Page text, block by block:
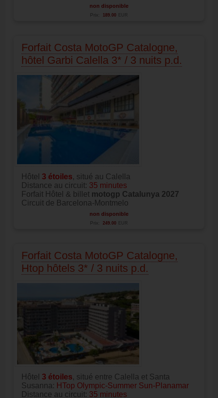
non disponible
Prix: 189.00 EUR
Forfait Costa MotoGP Catalogne,
hôtel Garbi Calella 3* / 3 nuits p.d.
Hôtel 3 étoiles, situé au Calella
Distance au circuit: 35 minutes
Forfait Hôtel & billet motogp Catalunya 2027
Circuit de Barcelona-Montmelo
non disponible
Prix: 249.00 EUR
Forfait Costa MotoGP Catalogne,
Htop hôtels 3* / 3 nuits p.d.
Hôtel 3 étoiles, situé entre Calella et Santa
Susanna: HTop Olympic-Summer Sun-Planamar
Distance au circuit: 35 minutes